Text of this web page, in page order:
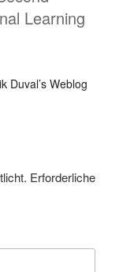
Learning
Duval’s Weblog
Erforderliche